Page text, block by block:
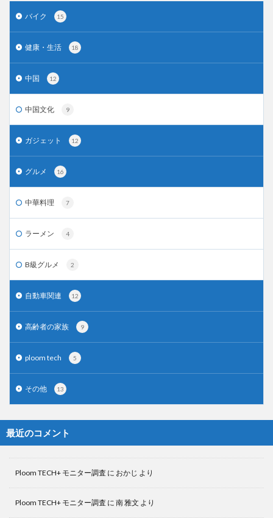
バイク 15
健康・生活 18
中国 12
中国文化 9
ガジェット 12
グルメ 16
中華料理 7
ラーメン 4
B級グルメ 2
自動車関連 12
高齢者の家族 9
ploom tech 5
その他 13
最近のコメント
Ploom TECH+ モニター調査 に おかじ より
Ploom TECH+ モニター調査 に 南 雅文 より